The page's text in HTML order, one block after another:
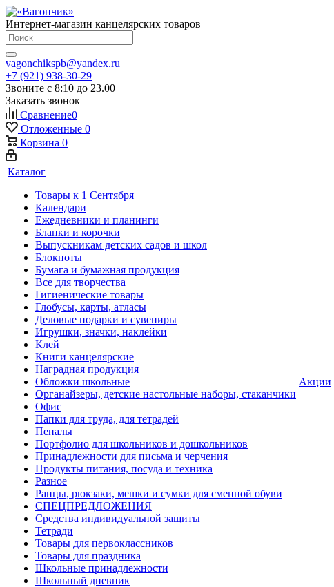
Интернет-магазин канцелярских товаров
vagonchikspb@yandex.ru
+7 (921) 938-30-29
Звоните с 8:10 до 23.00
Заказать звонок
Сравнение0
Отложенные 0
Корзина 0
Каталог
Товары к 1 Сентября
Календари
Ежедневники и планинги
Бланки и корочки
Выпускникам детских садов и школ
Блокноты
Бумага и бумажная продукция
Все для творчества
Гигиенические товары
Глобусы, карты, атласы
Деловые подарки и сувениры
Игрушки, значки, наклейки
Клей
Книги канцелярские
Наградная продукция
Обложки школьные
Органайзеры, детские настольные наборы, стаканчики
Офис
Папки для труда, для тетрадей
Пеналы
Портфолио для школьников и дошкольников
Принадлежности для письма и черчения
Продукты питания, посуда и техника
Разное
Ранцы, рюкзаки, мешки и сумки для сменной обуви
СПЕЦПРЕДЛОЖЕНИЯ
Средства индивидуальной защиты
Тетради
Товары для первоклассников
Товары для праздника
Школьные принадлежности
Школьный дневник
Акции